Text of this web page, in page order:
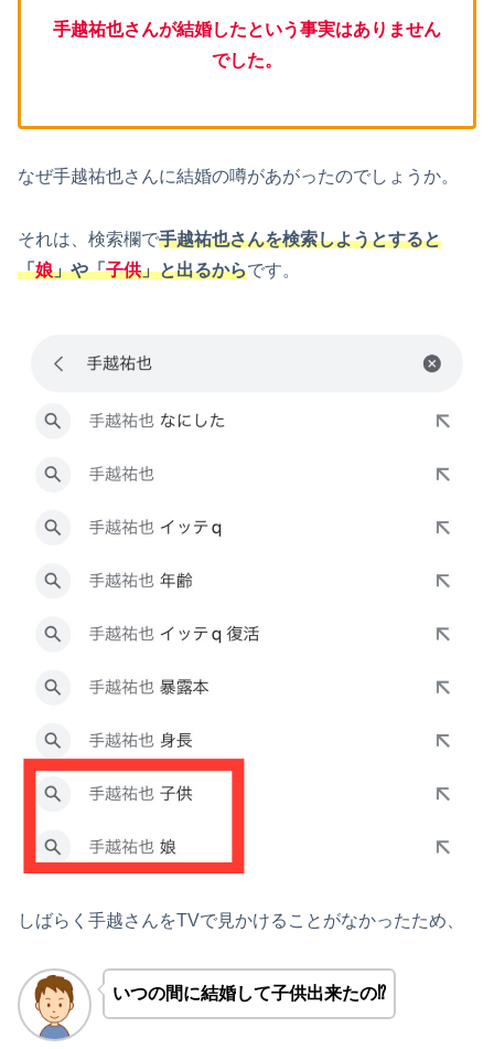
手越祐也さんが結婚したという事実はありません
でした。
なぜ手越祐也さんに結婚の噂があがったのでしょうか。
それは、検索欄で手越祐也さんを検索しようとすると
「娘」や「子供」と出るからです。
しばらく手越さんをTVで見かけることがなかったため、
いつの間に結婚して子供出来たの⁉